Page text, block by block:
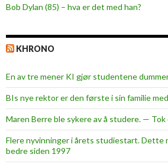
Bob Dylan (85) – hva er det med han?
KHRONO
En av tre mener KI gjør studentene
BIs nye rektor er den første i sin familie
Maren Berre ble sykere av å studere. —
Flere nyvinninger i årets studiestart. Dette
bedre siden 1997